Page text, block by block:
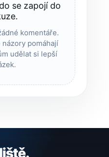
se zapojí do
komentáře.
pomáhají
udělat si lepší